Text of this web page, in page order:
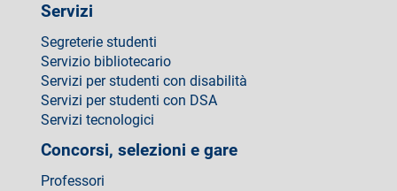
Servizi
Segreterie studenti
Servizio bibliotecario
Servizi per studenti con disabilità
Servizi per studenti con DSA
Servizi tecnologici
Concorsi, selezioni e gare
Professori